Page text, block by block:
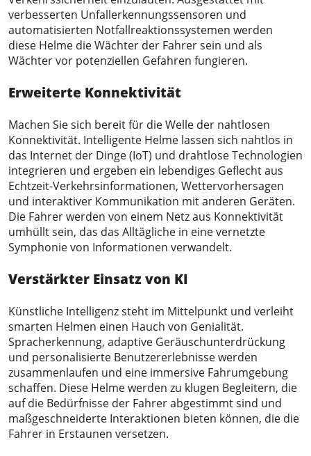
verbesserten Unfallerkennungssensoren und
automatisierten Notfallreaktionssystemen werden
diese Helme die Wächter der Fahrer sein und als
Wächter vor potenziellen Gefahren fungieren.
Erweiterte Konnektivität
Machen Sie sich bereit für die Welle der nahtlosen
Konnektivität. Intelligente Helme lassen sich nahtlos in
das Internet der Dinge (IoT) und drahtlose Technologien
integrieren und ergeben ein lebendiges Geflecht aus
Echtzeit-Verkehrsinformationen, Wettervorhersagen
und interaktiver Kommunikation mit anderen Geräten.
Die Fahrer werden von einem Netz aus Konnektivität
umhüllt sein, das das Alltägliche in eine vernetzte
Symphonie von Informationen verwandelt.
Verstärkter Einsatz von KI
Künstliche Intelligenz steht im Mittelpunkt und verleiht
smarten Helmen einen Hauch von Genialität.
Spracherkennung, adaptive Geräuschunterdrückung
und personalisierte Benutzererlebnisse werden
zusammenlaufen und eine immersive Fahrumgebung
schaffen. Diese Helme werden zu klugen Begleitern, die
auf die Bedürfnisse der Fahrer abgestimmt sind und
maßgeschneiderte Interaktionen bieten können, die die
Fahrer in Erstaunen versetzen.